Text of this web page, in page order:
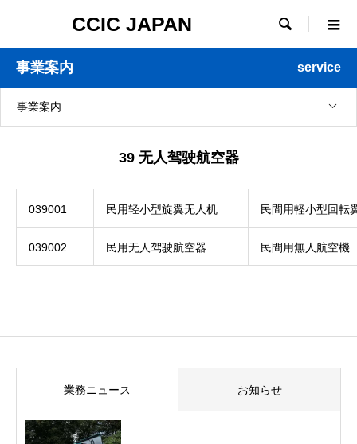
CCIC JAPAN 
事業案内 service
事業案内
39 无人驾驶航空器
039001 民用轻小型旋翼无人机 民間用軽小型回転
039002 民用无人驾驶航空器 民間用無人航空機
業務ニュース お知らせ